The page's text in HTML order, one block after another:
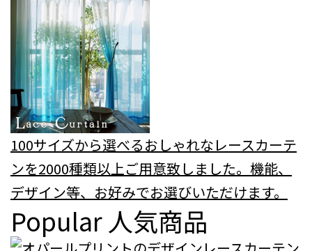
100サイズから選べるおしゃれなレースカーテ
ンを2000種類以上ご用意致しました。機能、
デザイン等、お好みでお選びいただけます。
Popular 人気商品